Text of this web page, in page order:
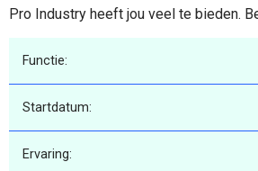
Pro Industry heeft jou veel te bieden.
Functie:
Startdatum:
Ervaring: